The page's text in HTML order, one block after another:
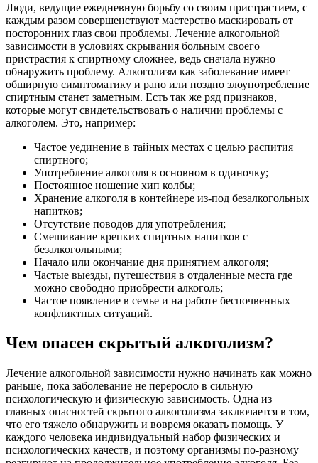
Люди, ведущие ежедневную борьбу со своим пристрастием, с
каждым разом совершенствуют мастерство маскировать от
посторонних глаз свои проблемы. Лечение алкогольной
зависимости в условиях скрывания больным своего
пристрастия к спиртному сложнее, ведь сначала нужно
обнаружить проблему. Алкоголизм как заболевание имеет
обширную симптоматику и рано или поздно злоупотребление
спиртным станет заметным. Есть так же ряд признаков,
которые могут свидетельствовать о наличии проблемы с
алкоголем. Это, например:
Частое уединение в тайных местах с целью распития
спиртного;
Употребление алкоголя в основном в одиночку;
Постоянное ношение хип колбы;
Хранение алкоголя в контейнере из-под безалкогольных
напитков;
Отсутствие поводов для употребления;
Смешивание крепких спиртных напитков с
безалкогольными;
Начало или окончание дня принятием алкоголя;
Частые выезды, путешествия в отдаленные места где
можно свободно приобрести алкоголь;
Частое появление в семье и на работе беспочвенных
конфликтных ситуаций.
Чем опасен скрытый алкоголизм?
Лечение алкогольной зависимости нужно начинать как можно
раньше, пока заболевание не переросло в сильную
психологическую и физическую зависимость. Одна из
главных опасностей скрытого алкоголизма заключается в том,
что его тяжело обнаружить и вовремя оказать помощь. У
каждого человека индивидуальный набор физических и
психологических качеств, и поэтому организмы по-разному